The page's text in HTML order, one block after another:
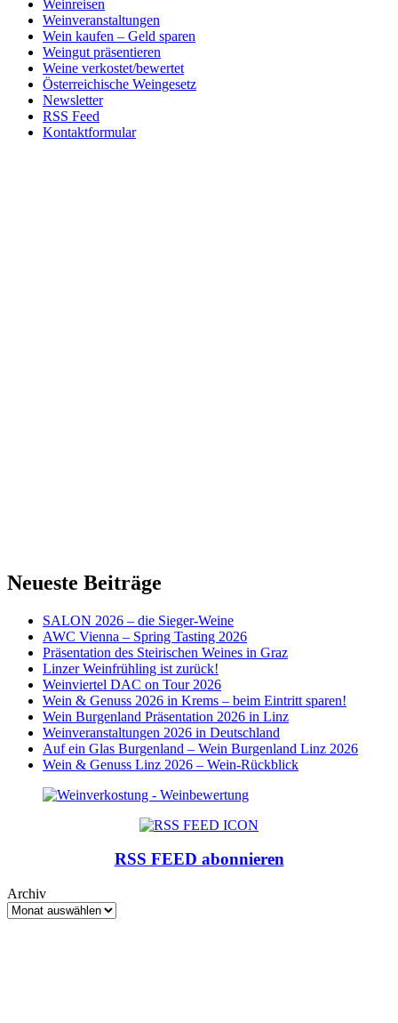
Weinreisen
Weinveranstaltungen
Wein kaufen – Geld sparen
Weingut präsentieren
Weine verkostet/bewertet
Österreichische Weingesetz
Newsletter
RSS Feed
Kontaktformular
Neueste Beiträge
SALON 2026 – die Sieger-Weine
AWC Vienna – Spring Tasting 2026
Präsentation des Steirischen Weines in Graz
Linzer Weinfrühling ist zurück!
Weinviertel DAC on Tour 2026
Wein & Genuss 2026 in Krems – beim Eintritt sparen!
Wein Burgenland Präsentation 2026 in Linz
Weinveranstaltungen 2026 in Deutschland
Auf ein Glas Burgenland – Wein Burgenland Linz 2026
Wein & Genuss Linz 2026 – Wein-Rückblick
RSS FEED abonnieren
Archiv